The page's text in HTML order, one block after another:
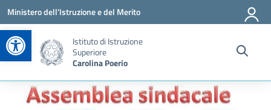
Apri la barra degli strumenti
Vai ai contenuti
Vai al menu di navigazione
Vai al footer
Ministero dell'Istruzione e del Merito
Istituto di Istruzione
Superiore
Carolina Poerio